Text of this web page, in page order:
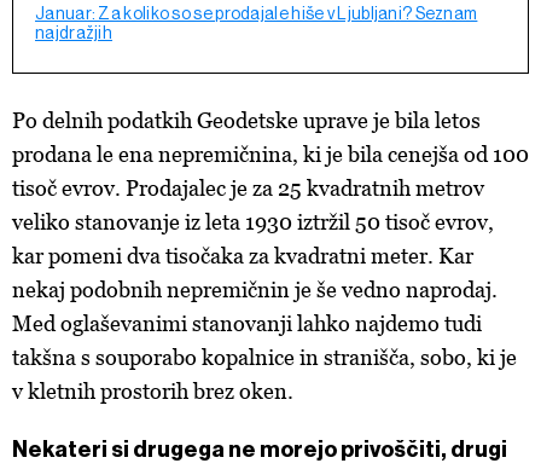
Januar: Za koliko so se prodajale hiše v Ljubljani? Seznam
najdražjih
Po delnih podatkih Geodetske uprave je bila letos
prodana le ena nepremičnina, ki je bila cenejša od 100
tisoč evrov. Prodajalec je za 25 kvadratnih metrov
veliko stanovanje iz leta 1930 iztržil 50 tisoč evrov,
kar pomeni dva tisočaka za kvadratni meter. Kar
nekaj podobnih nepremičnin je še vedno naprodaj.
Med oglaševanimi stanovanji lahko najdemo tudi
takšna s souporabo kopalnice in stranišča, sobo, ki je
v kletnih prostorih brez oken.
Nekateri si drugega ne morejo privoščiti, drugi